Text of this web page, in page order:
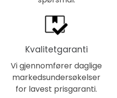
Kvalitetgaranti
Vi gjennomfører daglige
markedsundersøkelser
for lavest prisgaranti.